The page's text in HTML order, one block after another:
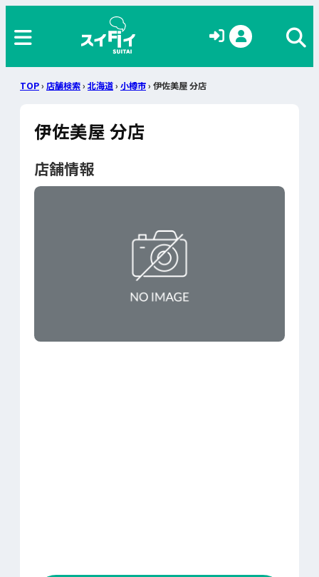
TOP› 店舗検索› 北海道› 小樽市› 伊佐美屋 分店
伊佐美屋 分店
店舗情報
>